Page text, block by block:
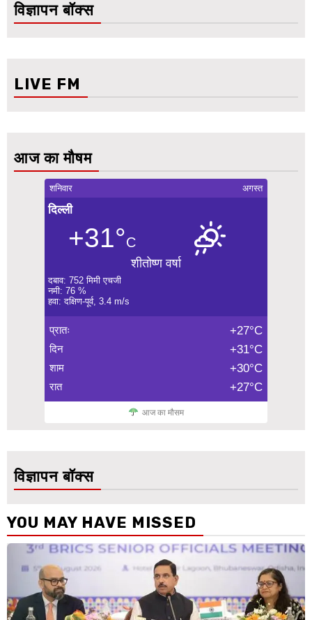
विज्ञापन बॉक्स
LIVE FM
आज का मौषम
शनिवार अगस्त
दिल्ली
+31°C
शीतोष्ण वर्षा
दबाव: 752 मिमी एचजी
नमी: 76 %
हवा: दक्षिण-पूर्व, 3.4 m/s
प्रातः +27°C
दिन +31°C
शाम +30°C
रात +27°C
आज का मौसम
विज्ञापन बॉक्स
YOU MAY HAVE MISSED